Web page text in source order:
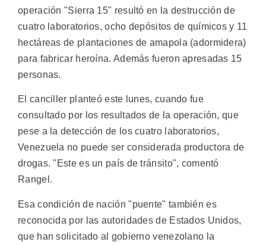
operación "Sierra 15" resultó en la destrucción de
cuatro laboratorios, ocho depósitos de químicos y 11
hectáreas de plantaciones de amapola (adormidera)
para fabricar heroína. Además fueron apresadas 15
personas.
El canciller planteó este lunes, cuando fue
consultado por los resultados de la operación, que
pese a la detección de los cuatro laboratorios,
Venezuela no puede ser considerada productora de
drogas. "Este es un país de tránsito", comentó
Rangel.
Esa condición de nación "puente" también es
reconocida por las autoridades de Estados Unidos,
que han solicitado al gobierno venezolano la